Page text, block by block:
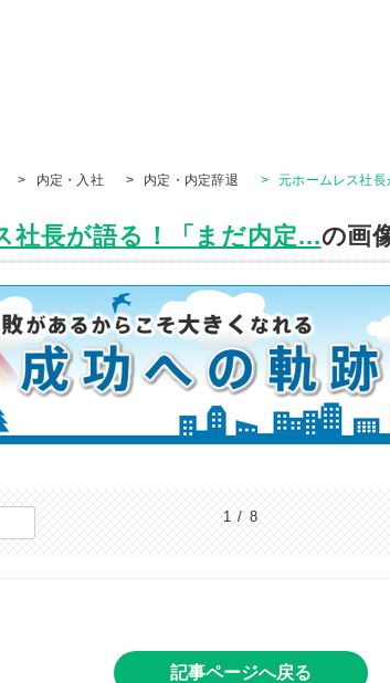
> 内定・入社 > 内定・内定辞退 > 元ホームレス社
社長が語る！「まだ内定...の画
1 / 8
記事ページへ戻る